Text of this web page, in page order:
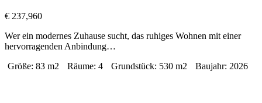
€ 237,960
Wer ein modernes Zuhause sucht, das ruhiges Wohnen mit einer
hervorragenden Anbindung…
Größe: 83 m2 Räume: 4 Grundstück: 530 m2 Baujahr: 2026